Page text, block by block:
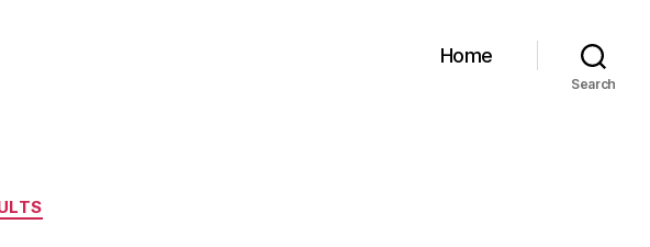
Home
Search